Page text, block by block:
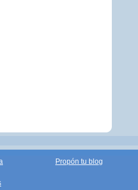
Propón tu blog